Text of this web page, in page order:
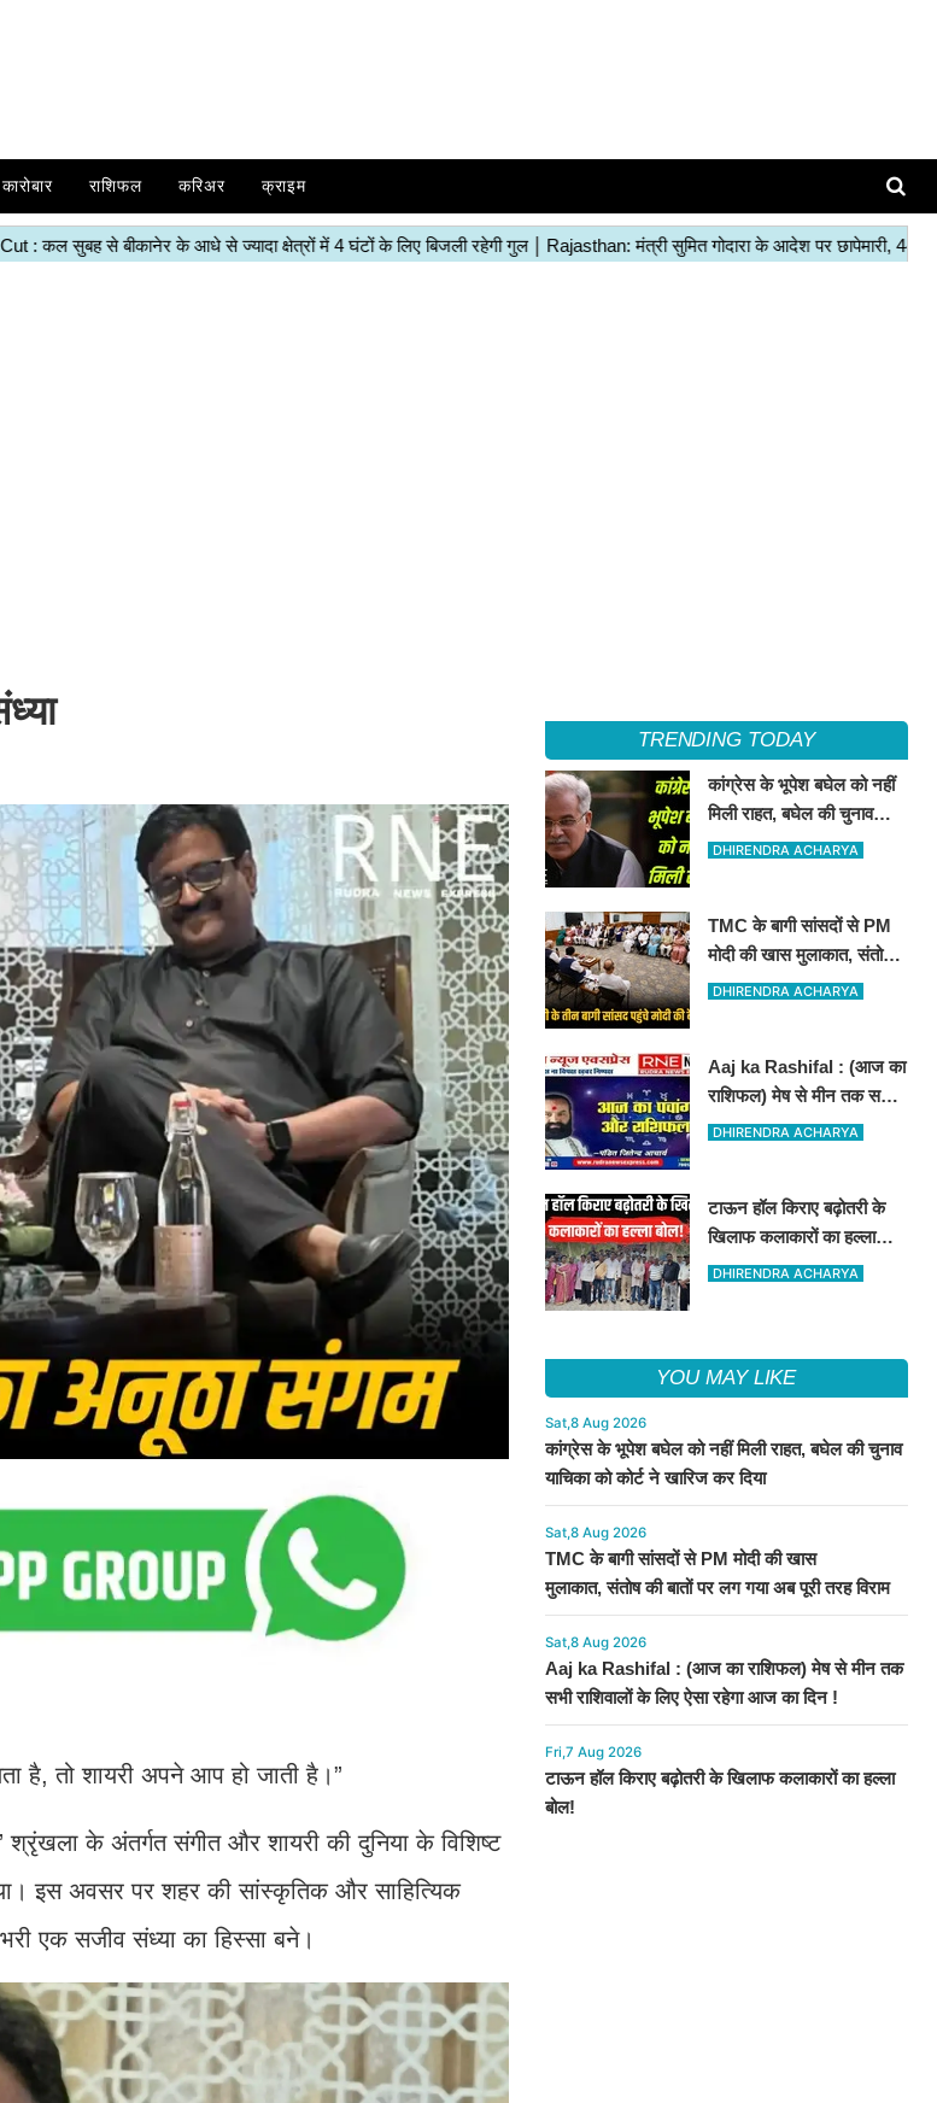
कारोबार राशिफल करिअर क्राइम
है, तो शायरी अपने आप हो जाती है।”
के अंतर्गत संगीत और शायरी की दुनिया के विशिष्ट
इस अवसर पर शहर की सांस्कृतिक और साहित्यिक
एक सजीव संध्या का हिस्सा बने।
TRENDING TODAY
कांग्रेस के भूपेश बघेल को नहीं
मिली राहत, बघेल की चुनाव
याचिका को कोर्ट ने खारिज कर
DHIRENDRA ACHARYA
TMC के बागी सांसदों से PM
मोदी की खास मुलाकात, संतोष
की बातों पर लग गया अब पूरी
DHIRENDRA ACHARYA
Aaj ka Rashifal : (आज का
राशिफल) मेष से मीन तक सभी
राशिवालों के लिए ऐसा रहेगा
DHIRENDRA ACHARYA
टाऊन हॉल किराए बढ़ोतरी के
खिलाफ कलाकारों का हल्ला
बोल!
DHIRENDRA ACHARYA
YOU MAY LIKE
Sat,8 Aug 2026
कांग्रेस के भूपेश बघेल को नहीं मिली राहत, बघेल की चुनाव
याचिका को कोर्ट ने खारिज कर दिया
Sat,8 Aug 2026
TMC के बागी सांसदों से PM मोदी की खास
मुलाकात, संतोष की बातों पर लग गया अब पूरी तरह विराम
Sat,8 Aug 2026
Aaj ka Rashifal : (आज का राशिफल) मेष से मीन तक
सभी राशिवालों के लिए ऐसा रहेगा आज का दिन !
Fri,7 Aug 2026
टाऊन हॉल किराए बढ़ोतरी के खिलाफ कलाकारों का हल्ला
बोल!